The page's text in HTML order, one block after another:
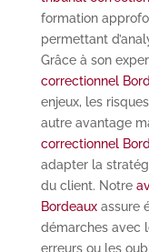
formation
permettant
Grâce à son
correctionnel
enjeux, les
autre avantage
correctionnel
adapter la
du client. Notre
Bordeauxassure
démarches avec
erreurs ou les